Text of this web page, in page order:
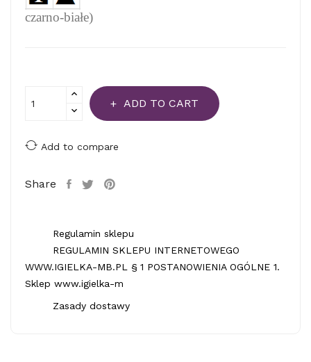
czarno-białe)
ADD TO CART
Add to compare
Share
Regulamin sklepu
REGULAMIN SKLEPU INTERNETOWEGO
WWW.IGIELKA-MB.PL § 1 POSTANOWIENIA OGÓLNE 1.
Sklep www.igielka-m
Zasady dostawy